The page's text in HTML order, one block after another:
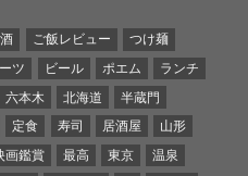
ご飯レビュー
つけ麺
ツ ビール ポエム
ランチ
六本木 北海道
半蔵門
定食 寿司 居酒屋
山形
画鑑賞 最高 東京 温泉